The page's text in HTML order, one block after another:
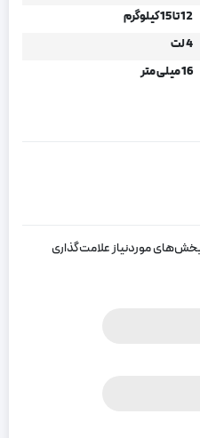
12 تا 15 کیلوگرم
4 لت
16 میلی متر
موردنیاز علامت‌گذاری